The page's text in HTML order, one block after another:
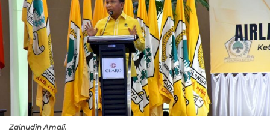
Zainudin Amali.